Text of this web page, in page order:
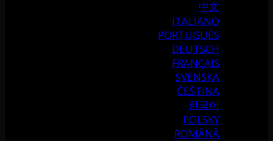
中文
ITALIANO
PORTUGUÉS
DEUTSCH
FRANÇAIS
SVENSKA
ČEŠTINA
한국어
POLSKY
ROMÂNĂ